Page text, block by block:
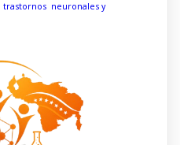
trastornos neuronales y